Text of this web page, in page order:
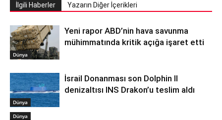
İlgili Haberler Yazarın Diğer İçerikleri
Dünya
Yeni rapor ABD’nin hava savunma
mühimmatında kritik açığa işaret etti
Dünya
İsrail Donanması son Dolphin II
denizaltısı INS Drakon’u teslim aldı
Dünya